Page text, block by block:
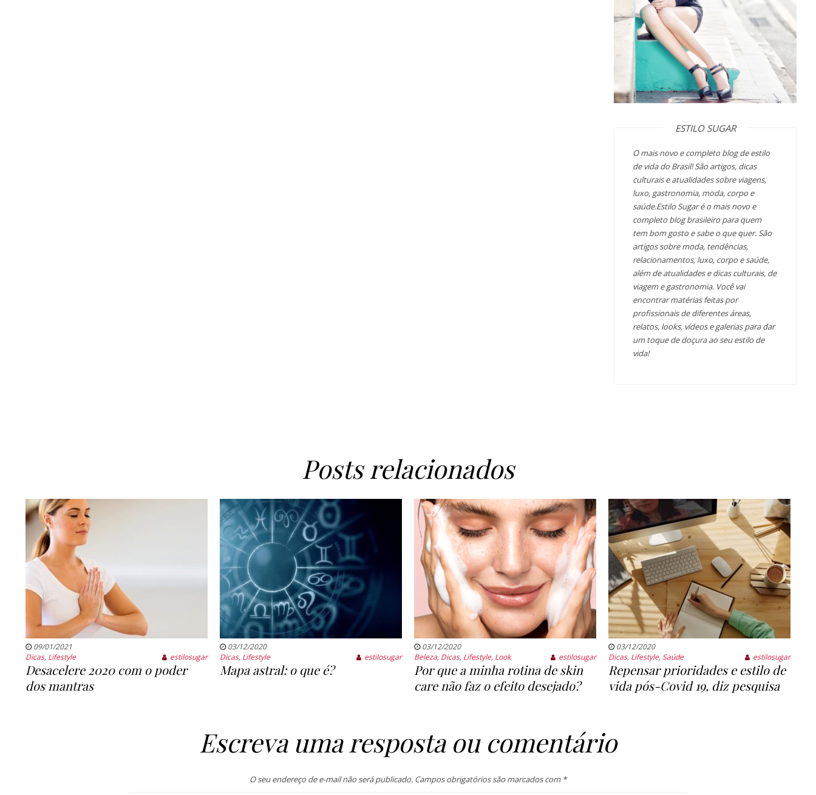
ESTILO SUGAR
O mais novo e completo blog de estilo
de vida do Brasil! São artigos, dicas
culturais e atualidades sobre viagens,
luxo, gastronomia, moda, corpo e
saúde.Estilo Sugar é o mais novo e
completo blog brasileiro para quem
tem bom gosto e sabe o que quer. São
artigos sobre moda, tendências,
relacionamentos, luxo, corpo e saúde,
além de atualidades e dicas culturais, de
viagem e gastronomia. Você vai
encontrar matérias feitas por
profissionais de diferentes áreas,
relatos, looks, vídeos e galerias para dar
um toque de doçura ao seu estilo de
vida!
Posts relacionados
09/01/2021
Dicas, Lifestyle estilosugar
Desacelere 2020 com o poder
dos mantras
03/12/2020
Dicas, Lifestyle estilosugar
Mapa astral: o que é?
03/12/2020
Beleza, Dicas, Lifestyle, Look estilosugar
Por que a minha rotina de skin
care não faz o efeito desejado?
03/12/2020
Dicas, Lifestyle,Saúde estilosugar
Repensar prioridades e estilo de
vida pós-Covid 19, diz pesquisa
Escreva uma resposta ou comentário
O seu endereço de e-mail não será publicado. Campos obrigatórios são marcados com *